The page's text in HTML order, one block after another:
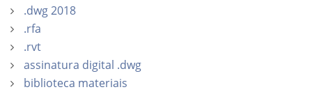
.dwg 2018
.rfa
.rvt
assinatura digital .dwg
biblioteca materiais